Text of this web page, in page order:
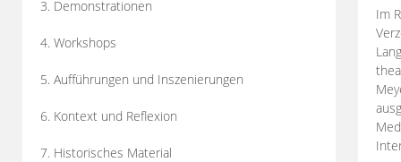
3. Demonstrationen
4. Workshops
5. Aufführungen und Inszenierungen
6. Kontext und Reflexion
7. Historisches Material
Im